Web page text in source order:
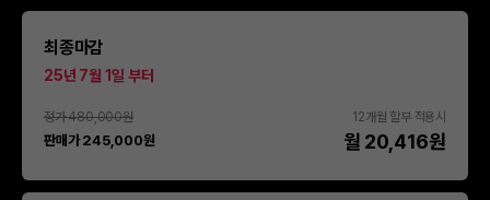
최종마감
25년 7월 1일 부터
정가 480,000원
판매가 245,000원
12개월 할부 적용시
월 20,416원